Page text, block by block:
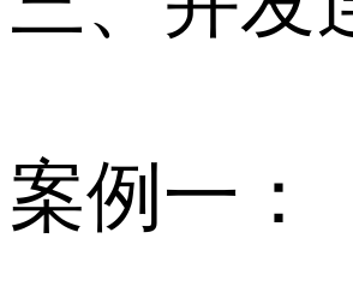
案例一：